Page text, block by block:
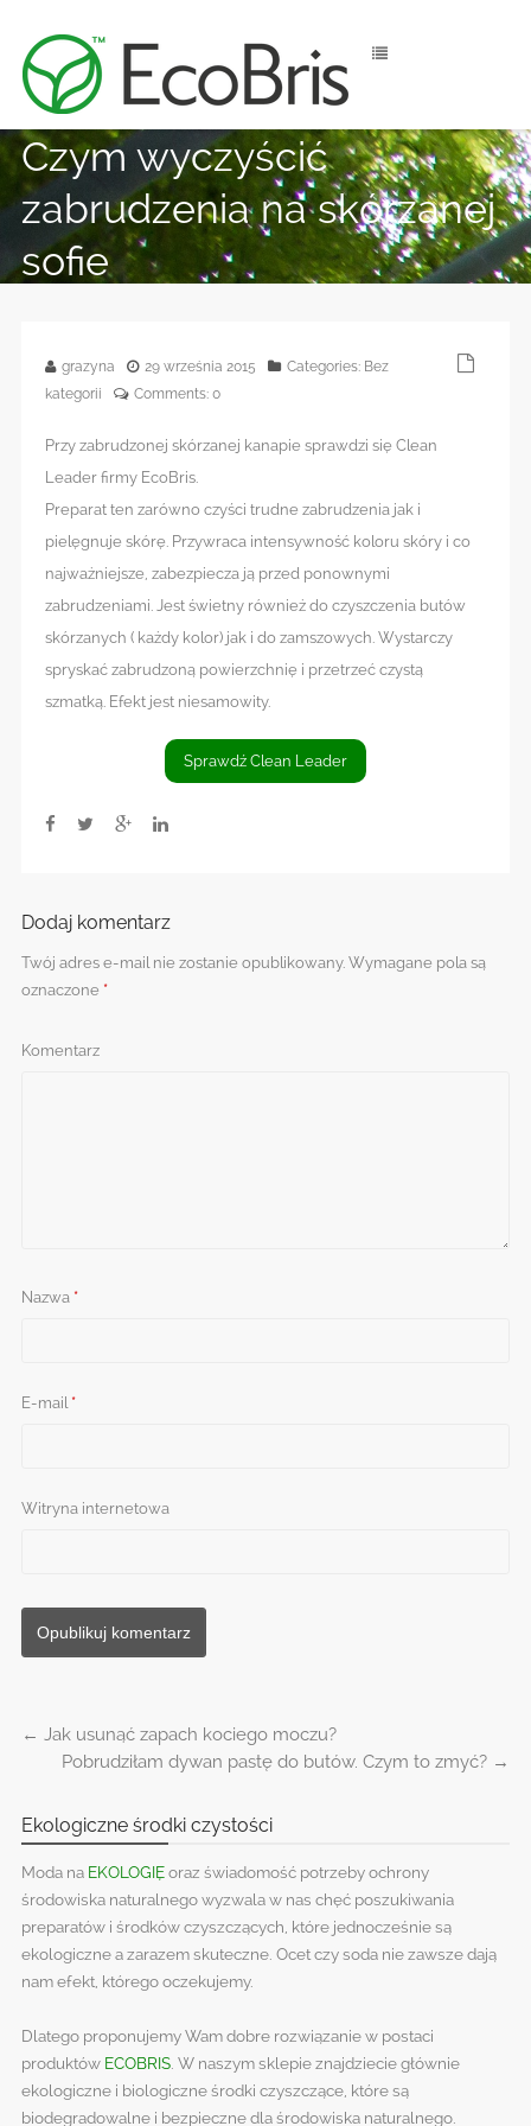
Czym wyczyścić
zabrudzenia na skórzanej
sofie
grazyna 29 września 2015 Categories: Bez
kategorii
Comments: 0
Przy zabrudzonej skórzanej kanapie sprawdzi się Clean
Leader firmy EcoBris.
Preparat ten zarówno czyści trudne zabrudzenia jak i
pielęgnuje skórę. Przywraca intensywność koloru skóry i co
najważniejsze, zabezpiecza ją przed ponownymi
zabrudzeniami. Jest świetny również do czyszczenia butów
skórzanych ( każdy kolor) jak i do zamszowych. Wystarczy
spryskać zabrudzoną powierzchnię i przetrzeć czystą
szmatką. Efekt jest niesamowity.
Sprawdź Clean Leader
Dodaj komentarz
Twój adres e-mail nie zostanie opublikowany. Wymagane pola są
oznaczone *
Komentarz
Nazwa *
E-mail *
Witryna internetowa
Post navigation
← Jak usunąć zapach kociego moczu?
Pobrudziłam dywan pastę do butów. Czym to zmyć? →
Ekologiczne środki czystości
Moda na EKOLOGIĘoraz świadomość potrzeby ochrony
środowiska naturalnego wyzwala w nas chęć poszukiwania
preparatów i środków czyszczących, które jednocześnie są
ekologiczne a zarazem skuteczne. Ocet czy soda nie zawsze dają
nam efekt, którego oczekujemy.
Dlatego proponujemy Wam dobre rozwiązanie w postaci
produktów ECOBRIS . W naszym sklepie znajdziecie głównie
ekologiczne i biologiczne środki czyszczące, które są
biodegradowalne i bezpieczne dla środowiska naturalnego.